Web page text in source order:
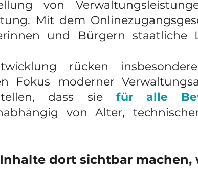
von
Mit dem
und Bürgern staatliche
rücken
Fokus moderner
dass sie für alle
von Alter,
dort sichtbar machen,